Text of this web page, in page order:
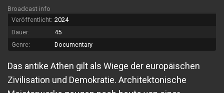
Broadcast info
Veröffentlicht: 2024
Dauer:
45
Genre:
Documentary
Das antike Athen gilt als Wiege der europäischen
Zivilisation und Demokratie. Architektonische